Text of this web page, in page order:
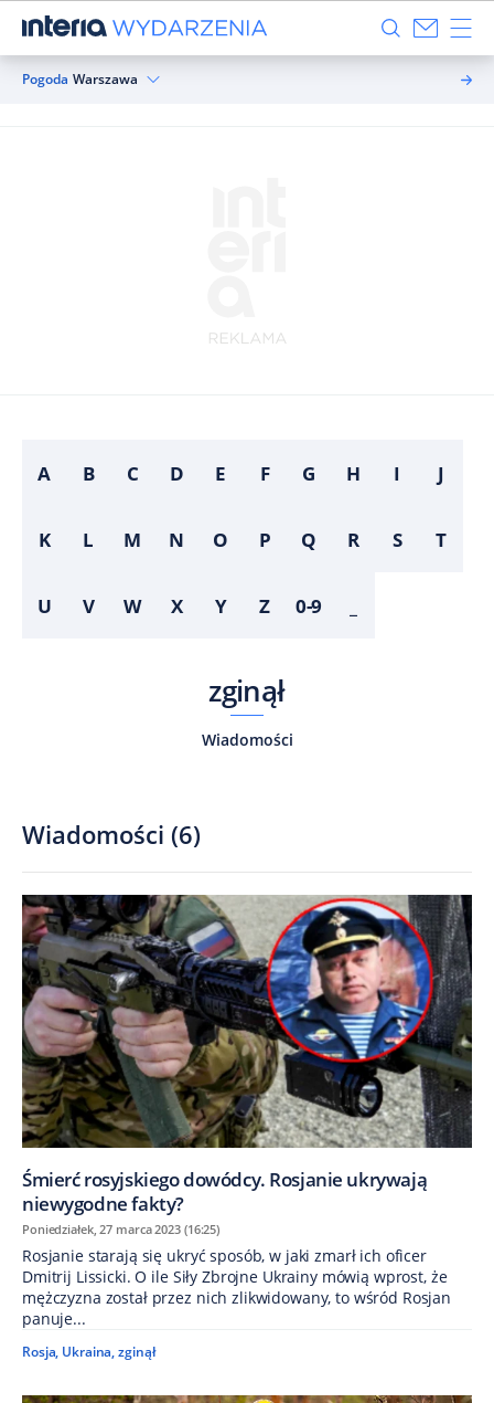
Pogoda Warszawa
A B C D E F G H I J
K L M N O P Q R S T
U V W X Y Z 0-9
zginął
Wiadomości
Wiadomości (6)
Śmierć rosyjskiego dowódcy. Rosjanie ukrywają
niewygodne fakty?
Poniedziałek, 27 marca 2023 (16:25)
Rosjanie starają się ukryć sposób, w jaki zmarł ich oficer
Dmitrij Lissicki. O ile Siły Zbrojne Ukrainy mówią wprost, że
mężczyzna został przez nich zlikwidowany, to wśród Rosjan
panuje...
Rosja, Ukraina,zginął